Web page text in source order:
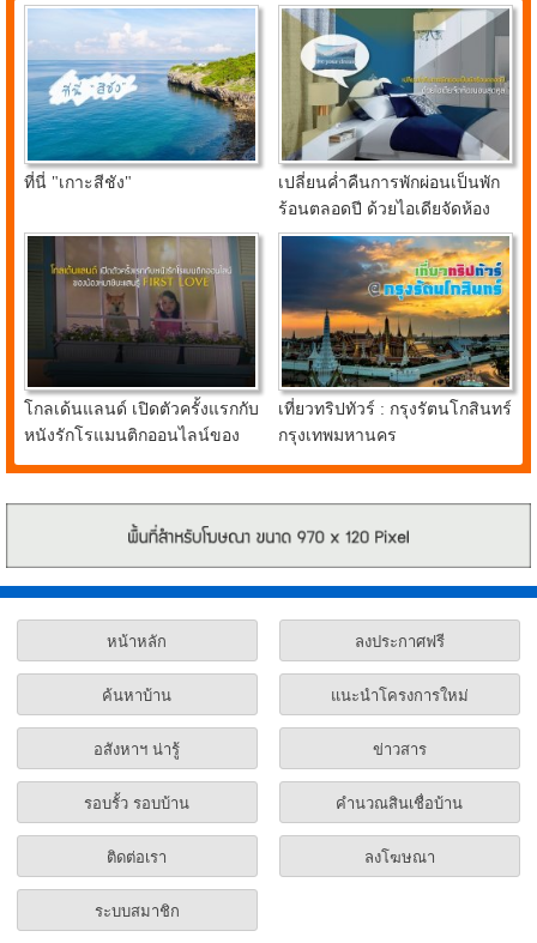
ที่นี่ "เกาะสีชัง"
เปลี่ยนค่ำคืนการพักผ่อนเป็นพัก
ร้อนตลอดปี ด้วยไอเดียจัดห้อง
นอนสุดคูลจาก อินเด็กซ์ ลิฟวิ่ง
โกลเด้นแลนด์ เปิดตัวครั้งแรกกับ
หนังรักโรแมนติกออนไลน์ของ
น้องหมาชิบะแสนรู้ FIRST
เที่ยวทริปทัวร์ : กรุงรัตนโกสินทร์
กรุงเทพมหานคร
หน้าหลัก ลงประกาศฟรี
ค้นหาบ้าน แนะนำโครงการใหม่
อสังหาฯ น่ารู้ ข่าวสาร
รอบรั้ว รอบบ้าน คำนวณสินเชื่อบ้าน
ติดต่อเรา ลงโฆษณา
ระบบสมาชิก